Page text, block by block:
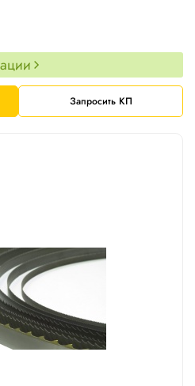
Запросить КП